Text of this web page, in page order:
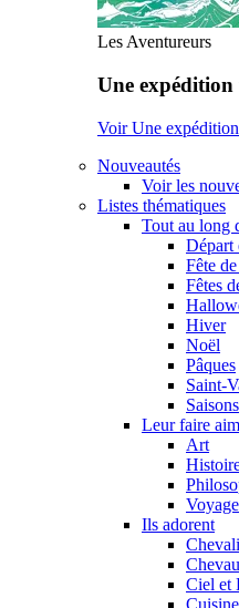
Les Aventureurs
Une
Voir Une
Nouveautés
Voir les
Listes thématiques
Tout au long
Départ
Fête
Fêtes
Hiver
Noël
Pâques
Saint-
Saisons
Leur faire
Art
Voyage
Ils adorent
Ciel et
Cuisine